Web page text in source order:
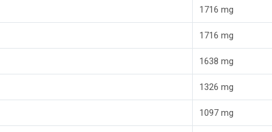
1716 mg
1716 mg
1638 mg
1326 mg
1097 mg